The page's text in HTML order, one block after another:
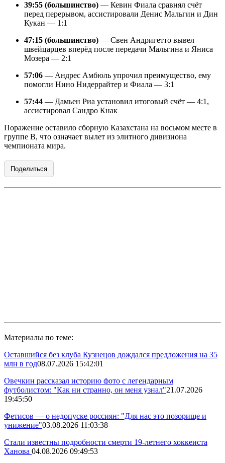
39:55 (большинство) — Кевин Фиала сравнял счёт
перед перерывом, ассистировали Денис Мальгин и Дин
Кукан — 1:1
47:15 (большинство) — Свен Андригетто вывел
швейцарцев вперёд после передачи Мальгина и Яниса
Мозера — 2:1
57:06 — Андрес Амбюль упрочил преимущество, ему
помогли Нино Нидеррайтер и Фиала — 3:1
57:44 — Дамьен Риа установил итоговый счёт — 4:1,
ассистировал Сандро Кнак
Поражение оставило сборную Казахстана на восьмом месте в
группе B, что означает вылет из элитного дивизиона
чемпионата мира.
Поделиться
Материалы по теме:
Оставшийся без клуба Кузнецов дождался предложения на 35
млн в год08.07.2026 15:42:01
Овечкин рассказал историю фото с легендарным
футболистом: "Как ни странно, он меня узнал"21.07.2026
19:45:50
Фетисов — о недопуске россиян: "Для нас это позорище и
унижение"03.08.2026 11:03:38
Стали известны подробности смерти 19-летнего хоккеиста
Ханова 04.08.2026 09:49:53